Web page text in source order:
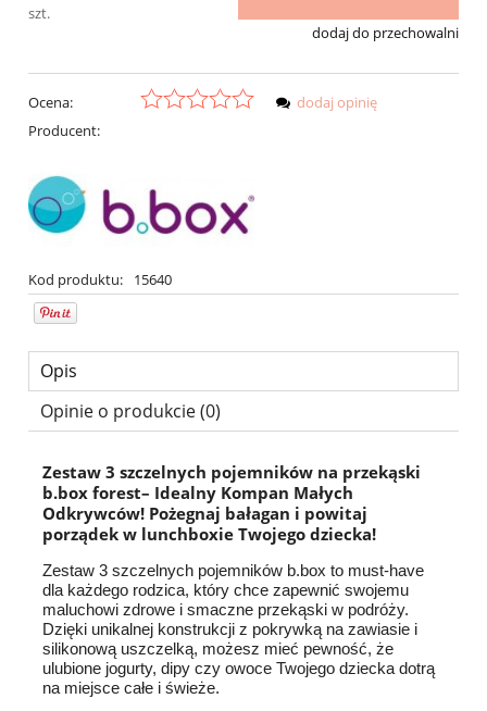
szt.
dodaj do przechowalni
Ocena:
Producent:
Kod produktu: 15640
dodaj opinię
Opis
Opinie o produkcie (0)
Zestaw 3 szczelnych pojemników na przekąski
b.box forest– Idealny Kompan Małych
Odkrywców! Pożegnaj bałagan i powitaj
porządek w lunchboxie Twojego dziecka!
Zestaw 3 szczelnych pojemników b.box to must-have
dla każdego rodzica, który chce zapewnić swojemu
maluchowi zdrowe i smaczne przekąski w podróży.
Dzięki unikalnej konstrukcji z pokrywką na zawiasie i
silikonową uszczelką, możesz mieć pewność, że
ulubione jogurty, dipy czy owoce Twojego dziecka dotrą
na miejsce całe i świeże.